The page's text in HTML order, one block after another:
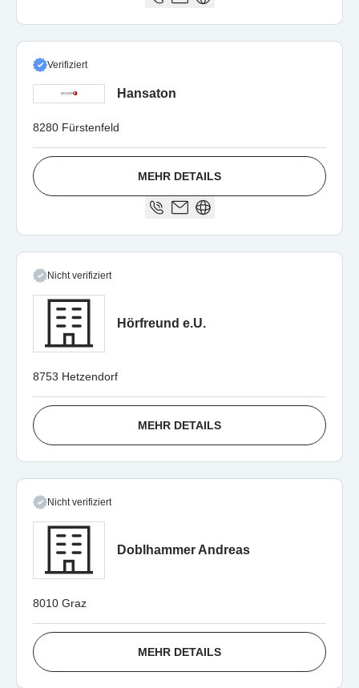
Verifiziert
Hansaton
8280 Fürstenfeld
MEHR DETAILS
Nicht verifiziert
Hörfreund e.U.
8753 Hetzendorf
MEHR DETAILS
Nicht verifiziert
Doblhammer Andreas
8010 Graz
MEHR DETAILS